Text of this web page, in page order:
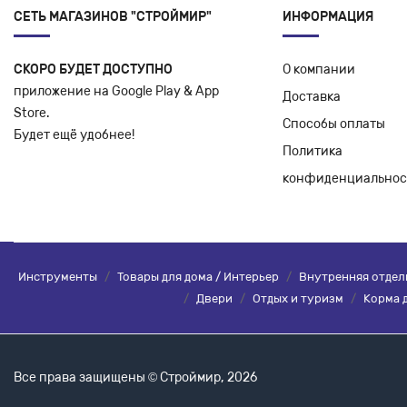
СЕТЬ МАГАЗИНОВ "СТРОЙМИР"
СКОРО БУДЕТ ДОСТУПНО
приложение на Google Play & App
Store.
Будет ещё удобнее!
ИНФОРМАЦИЯ
О компании
Доставка
Способы оплаты
Политика
Инструменты / Товары для дома / Интерьер / Внутренняя
/ Двери / Отдых и туризм / Корма
Все права защищены © Строймир, 2026